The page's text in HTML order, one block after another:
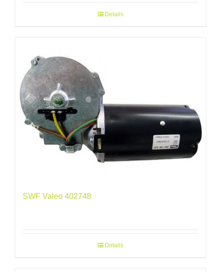
Details
SWF Valeo 402748
Details